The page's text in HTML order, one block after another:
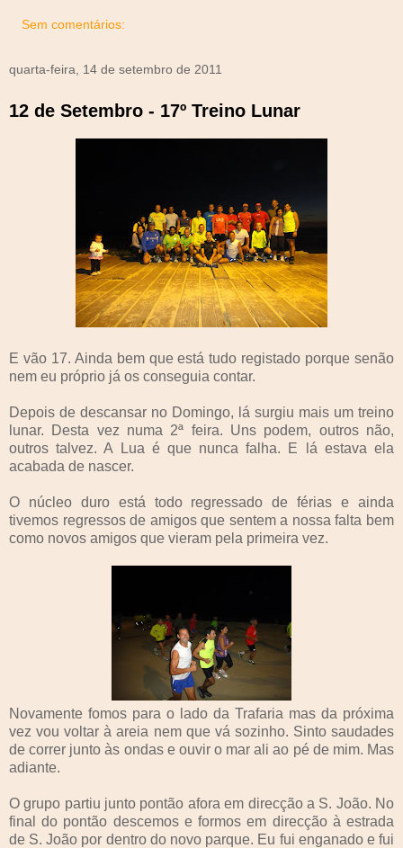
Sem comentários:
quarta-feira, 14 de setembro de 2011
12 de Setembro - 17º Treino Lunar
E vão 17. Ainda bem que está tudo registado porque senão
nem eu próprio já os conseguia contar.
Depois de descansar no Domingo, lá surgiu mais um treino
lunar. Desta vez numa 2ª feira. Uns podem, outros não,
outros talvez. A Lua é que nunca falha. E lá estava ela
acabada de nascer.
O núcleo duro está todo regressado de férias e ainda
tivemos regressos de amigos que sentem a nossa falta bem
como novos amigos que vieram pela primeira vez.
Novamente fomos para o lado da Trafaria mas da próxima
vez vou voltar à areia nem que vá sozinho. Sinto saudades
de correr junto às ondas e ouvir o mar ali ao pé de mim. Mas
adiante.
O grupo partiu junto pontão afora em direcção a S. João. No
final do pontão descemos e formos em direcção à estrada
de S. João por dentro do novo parque. Eu fui enganado e fui